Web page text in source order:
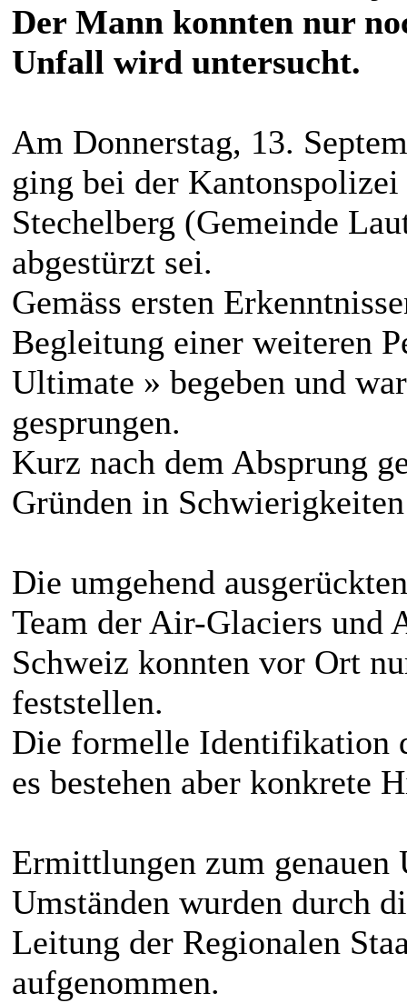
Der Mann konnten nur
Unfall wird untersucht.
Am Donnerstag, 13.
ging bei der
Stechelberg (Gemeinde
abgestürzt sei.
Gemäss ersten
Begleitung einer weiteren
Ultimate » begeben und
gesprungen.
Kurz nach dem Absprung
Gründen in
Die umgehend
Team der Air-Glaciers und
Schweiz konnten vor Ort
feststellen.
Die formelle Identifikation
es bestehen aber konkrete
Ermittlungen zum genauen
Umständen wurden durch
Leitung der Regionalen
aufgenommen.